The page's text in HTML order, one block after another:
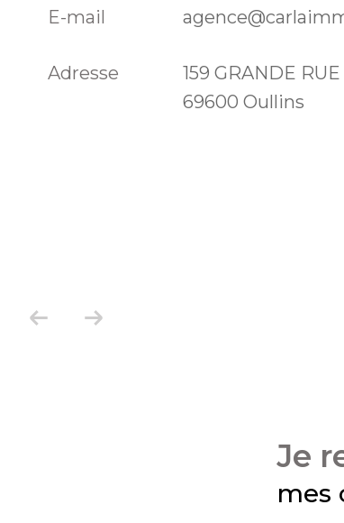
E-mail
Adresse
159 GRANDE RUE
69600 Oullins
je
mes